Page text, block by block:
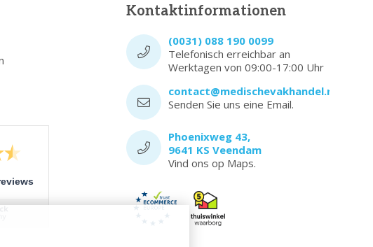
Kontaktinformationen
(0031) 088 190 0099
Telefonisch erreichbar an
Werktagen von 09:00-17:00 Uhr
contact@medischevakhandel.nl
Senden Sie uns eine Email.
Phoenixweg 43,
9641 KS Veendam
Vind ons op Maps.